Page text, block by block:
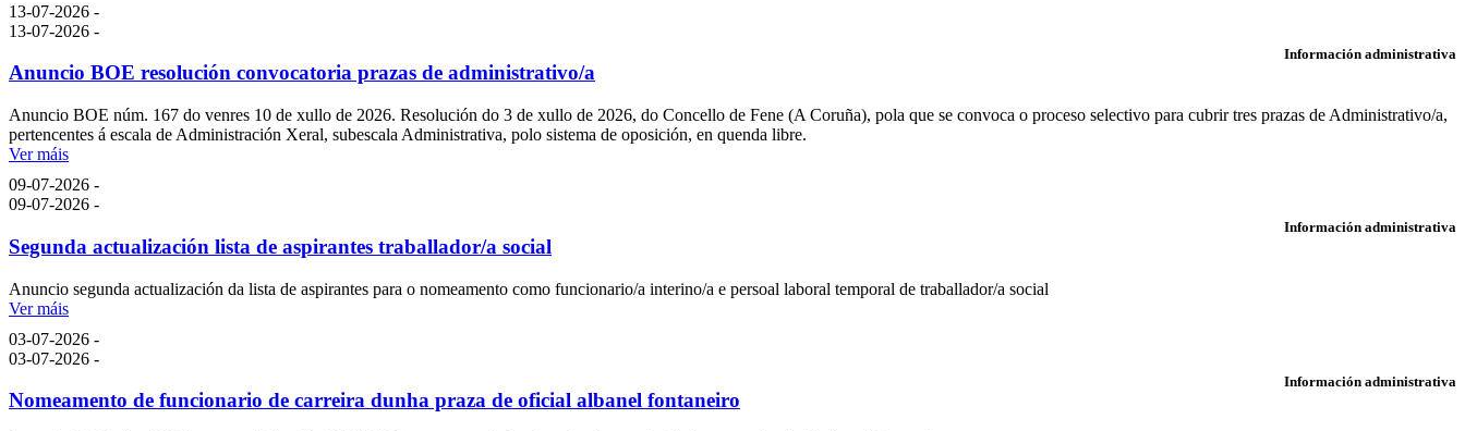
13-07-2026 -
13-07-2026 -
Información administrativa
Anuncio BOE resolución convocatoria prazas de administrativo/a
Anuncio BOE núm. 167 do venres 10 de xullo de 2026. Resolución do 3 de xullo de 2026, do Concello de Fene (A Coruña), pola que se convoca o proceso selectivo para cubrir tres prazas de Administrativo/a,
pertencentes á escala de Administración Xeral, subescala Administrativa, polo sistema de oposición, en quenda libre.
Ver máis
09-07-2026 -
09-07-2026 -
Información administrativa
Segunda actualización lista de aspirantes traballador/a social
Anuncio segunda actualización da lista de aspirantes para o nomeamento como funcionario/a interino/a e persoal laboral temporal de traballador/a social
Ver máis
03-07-2026 -
03-07-2026 -
Información administrativa
Nomeamento de funcionario de carreira dunha praza de oficial albanel fontaneiro